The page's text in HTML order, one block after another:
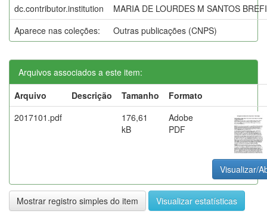
dc.contributor.institution
MARIA DE LOURDES M SANTOS
Aparece nas coleções:
Outras publicações (CNPS)
Arquivos associados a este item:
Arquivo
Descrição Tamanho
Formato
2017101.pdf
176,61
kB
Adobe
PDF
Visualizar/
Mostrar registro simples do item Visualizar estatísticas